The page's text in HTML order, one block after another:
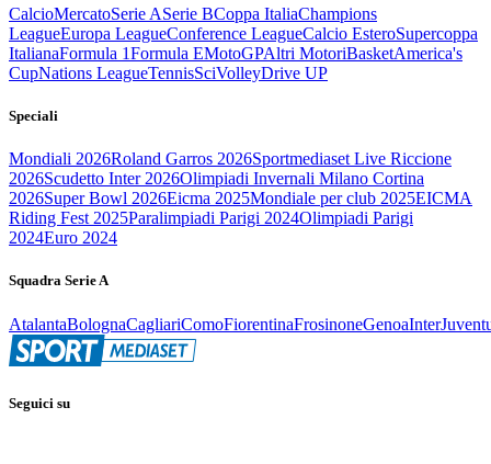
CalcioMercatoSerie ASerie BCoppa ItaliaChampions
LeagueEuropa LeagueConference LeagueCalcio EsteroSupercoppa
ItalianaFormula 1Formula EMotoGPAltri MotoriBasketAmerica's
CupNations LeagueTennisSciVolleyDrive UP
Speciali
Mondiali 2026Roland Garros 2026Sportmediaset Live Riccione
2026Scudetto Inter 2026Olimpiadi Invernali Milano Cortina
2026Super Bowl 2026Eicma 2025Mondiale per club 2025EICMA
Riding Fest 2025Paralimpiadi Parigi 2024Olimpiadi Parigi
2024Euro 2024
Squadra Serie A
AtalantaBolognaCagliariComoFiorentinaFrosinoneGenoaInter
Seguici su